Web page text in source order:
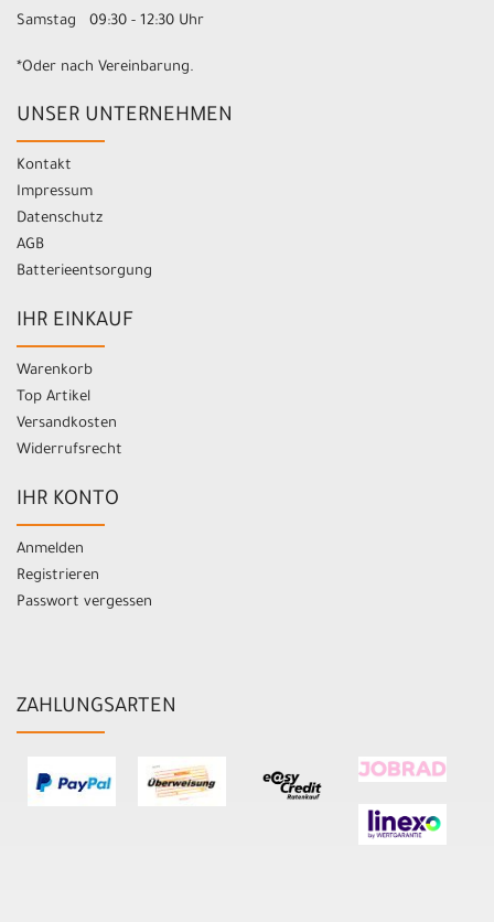
Samstag 09:30 - 12:30 Uhr
*Oder nach Vereinbarung.
UNSER UNTERNEHMEN
Kontakt
Impressum
Datenschutz
AGB
Batterieentsorgung
IHR EINKAUF
Warenkorb
Top Artikel
Versandkosten
Widerrufsrecht
IHR KONTO
Anmelden
Registrieren
Passwort vergessen
ZAHLUNGSARTEN